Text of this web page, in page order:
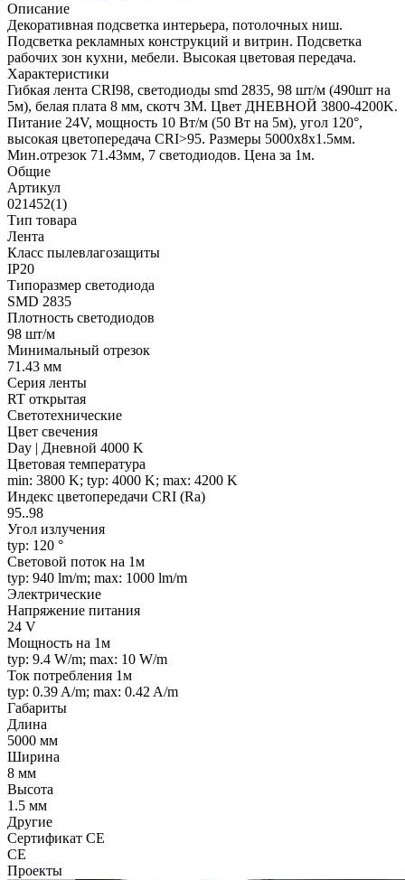
Описание
Декоративная подсветка интерьера, потолочных ниш.
Подсветка рекламных конструкций и витрин. Подсветка
рабочих зон кухни, мебели. Высокая цветовая передача.
Характеристики
Гибкая лента CRI98, светодиоды smd 2835, 98 шт/м (490шт на
5м), белая плата 8 мм, скотч 3М. Цвет ДНЕВНОЙ 3800-4200K.
Питание 24V, мощность 10 Вт/м (50 Вт на 5м), угол 120°,
высокая цветопередача CRI>95. Размеры 5000х8x1.5мм.
Мин.отрезок 71.43мм, 7 светодиодов. Цена за 1м.
Общие
Артикул
021452(1)
Тип товара
Лента
Класс пылевлагозащиты
IP20
Типоразмер светодиода
SMD 2835
Плотность светодиодов
98 шт/м
Минимальный отрезок
71.43 мм
Серия ленты
RT открытая
Светотехнические
Цвет свечения
Day | Дневной 4000 K
Цветовая температура
min: 3800 K; typ: 4000 K; max: 4200 K
Индекс цветопередачи CRI (Ra)
95..98
Угол излучения
typ: 120 °
Световой поток на 1м
typ: 940 lm/m; max: 1000 lm/m
Электрические
Напряжение питания
24 V
Мощность на 1м
typ: 9.4 W/m; max: 10 W/m
Ток потребления 1м
typ: 0.39 A/m; max: 0.42 A/m
Габариты
Длина
5000 мм
Ширина
8 мм
Высота
1.5 мм
Другие
Сертификат CE
CE
Проекты